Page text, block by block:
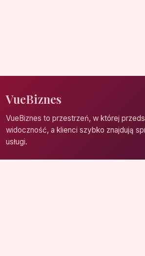
VueBiznes
VueBiznes to przestrzeń, w której
widoczność, a klienci szybko znajdują
usługi.